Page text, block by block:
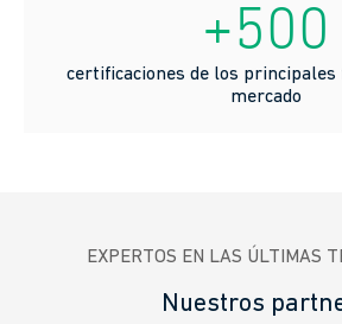
+500
certificaciones de los
mercado
EXPERTOS EN LAS ÚLTIMAS
Nuestros